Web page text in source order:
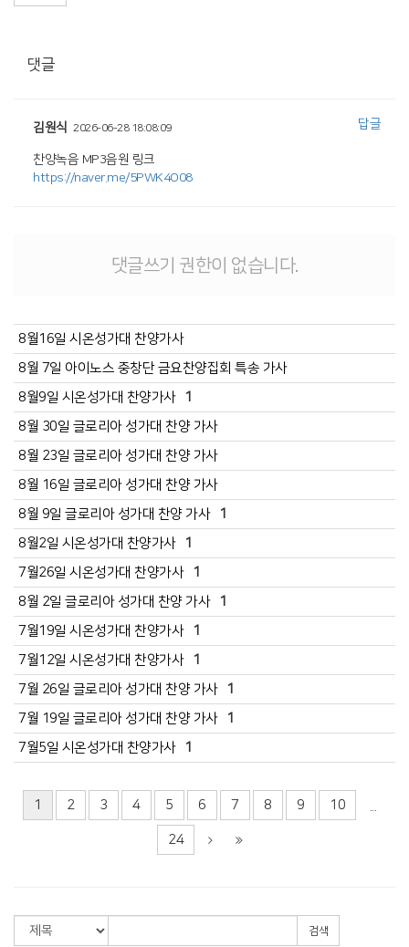
댓글
김원식 2026-06-28 18:08:09
https://naver.me/5PWK4O08
답글
댓글쓰기 권한이 없습니다.
8월16일 시온성가대 찬양가사
8월 7일 아이노스 중창단 금요찬양집회 특송 가사
8월9일 시온성가대 찬양가사
1
8월 30일 글로리아 성가대 찬양 가사
8월 23일 글로리아 성가대 찬양 가사
8월 16일 글로리아 성가대 찬양 가사
8월 9일 글로리아 성가대 찬양 가사
1
8월2일 시온성가대 찬양가사
1
7월26일 시온성가대 찬양가사
1
8월 2일 글로리아 성가대 찬양 가사
1
7월19일 시온성가대 찬양가사
1
7월12일 시온성가대 찬양가사
1
7월 26일 글로리아 성가대 찬양 가사
1
7월 19일 글로리아 성가대 찬양 가사
1
7월5일 시온성가대 찬양가사
1
1 2 3 4 5 6 7 8 9 10 ...
24
검색